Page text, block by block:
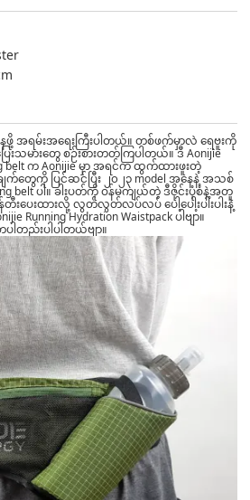
ေဖို့ အရမ်းအရေးကြီးပါတယ်။ တစ်ဖက်မှာလဲ ရေဗူးကို
မားတွေ စဉ်းစားတတ်ကြပါတယ်။ ဒီ Aonijie
belt က Aonijie မှာ အရင်က ထွက်ထားဖူးတဲ့
က်တွေကို ပြင်ဆင်ပြီး ၂၀၂၃ model အနေနဲ့ အသစ်
belt ပါ။ ခါးပတ်ကို ဝန်မကျယ်တဲ့ ဒီဇိုင်းပုံစံနဲ့အတူ
းပေးထားလို့ လွတ်လွတ်လပ်လပ် ပေါ့ပေါ့းပါးပါးနဲ့
Running Hydration Waistpack ပါဗျာ။
ါတည်းပါပါတယ်ဗျာ။